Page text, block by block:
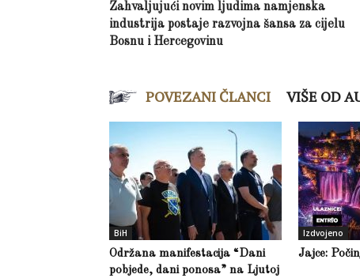
Zahvaljujući novim ljudima namjenska
industrija postaje razvojna šansa za cijelu
Bosnu i Hercegovinu
POVEZANI ČLANCI VIŠE OD
BiH
Održana manifestacija “Dani
pobjede, dani ponosa” na Ljutoj
Izdvojeno
Jajce: